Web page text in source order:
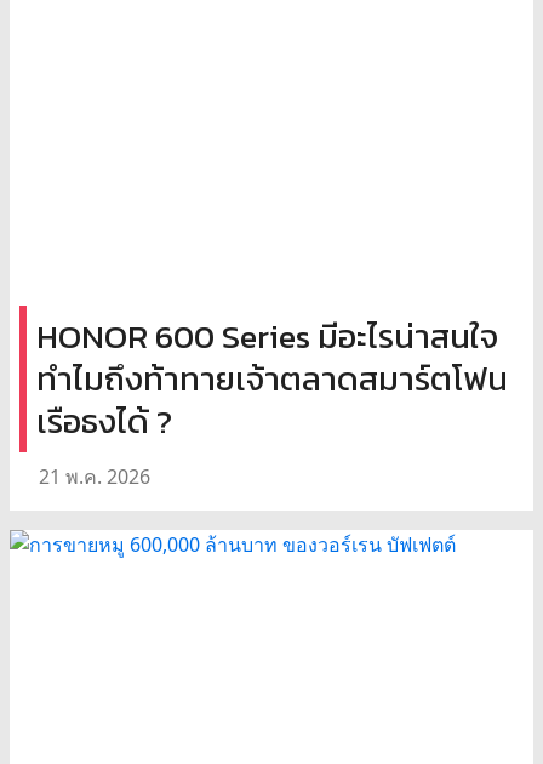
HONOR 600 Series มีอะไรน่าสนใจ
ทำไมถึงท้าทายเจ้าตลาดสมาร์ตโฟน
เรือธงได้ ?
21 พ.ค. 2026